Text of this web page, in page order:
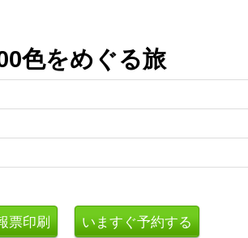
100色をめぐる旅